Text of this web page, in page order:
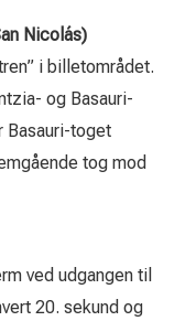
Nicolás)
” i billetområdet.
og Basauri-
Basauri-toget
tog mod
ved udgangen til
20. sekund og